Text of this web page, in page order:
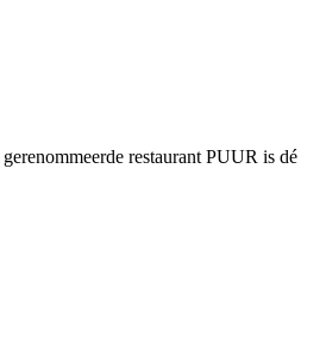
restaurant PUUR is dé